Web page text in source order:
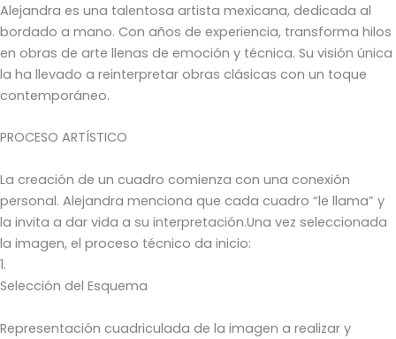
Alejandra es una talentosa artista mexicana, dedicada al
bordado a mano. Con años de experiencia, transforma hilos
en obras de arte llenas de emoción y técnica. Su visión única
la ha llevado a reinterpretar obras clásicas con un toque
contemporáneo.
PROCESO ARTÍSTICO
La creación de un cuadro comienza con una conexión
personal. Alejandra menciona que cada cuadro “le llama” y
la invita a dar vida a su interpretación.Una vez seleccionada
la imagen, el proceso técnico da inicio:
1.
Selección del Esquema
Representación cuadriculada de la imagen a realizar y